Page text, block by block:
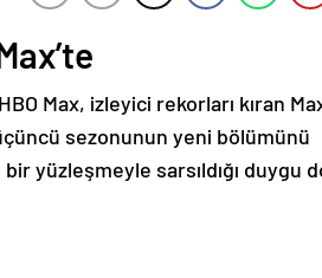
Max, izleyici rekorları kıran
sezonunun yeni bölümünü
yüzleşmeyle sarsıldığı duygu